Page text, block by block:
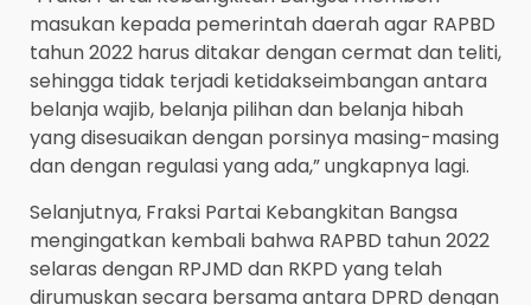
masukan kepada pemerintah daerah agar RAPBD
tahun 2022 harus ditakar dengan cermat dan teliti,
sehingga tidak terjadi ketidakseimbangan antara
belanja wajib, belanja pilihan dan belanja hibah
yang disesuaikan dengan porsinya masing-masing
dan dengan regulasi yang ada,” ungkapnya lagi.
Selanjutnya, Fraksi Partai Kebangkitan Bangsa
mengingatkan kembali bahwa RAPBD tahun 2022
selaras dengan RPJMD dan RKPD yang telah
dirumuskan secara bersama antara DPRD dengan